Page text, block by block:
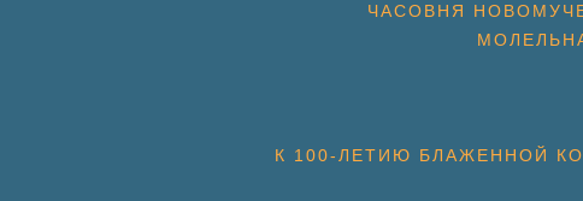
ЧАСОВНЯ
К 100-ЛЕТИЮ БЛАЖЕННОЙ